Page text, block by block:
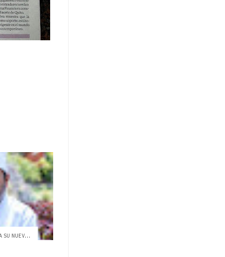
EL CHEF ESTEBAN TAPIA PRESENTA SU NUEVO ...